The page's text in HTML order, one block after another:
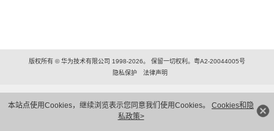
本站点使用Cookies，继续浏览表示您同意我们使用Cookies。 Cookies和隐
私政策>
版权所有 © 华为技术有限公司 1998-2026。 保留一切权利。粤A2-20044005号
隐私保护
法律声明